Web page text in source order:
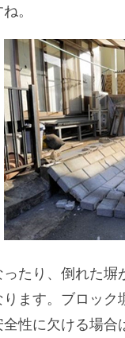
。
たり、倒れた塀
ます。ブロック
性に欠ける場合